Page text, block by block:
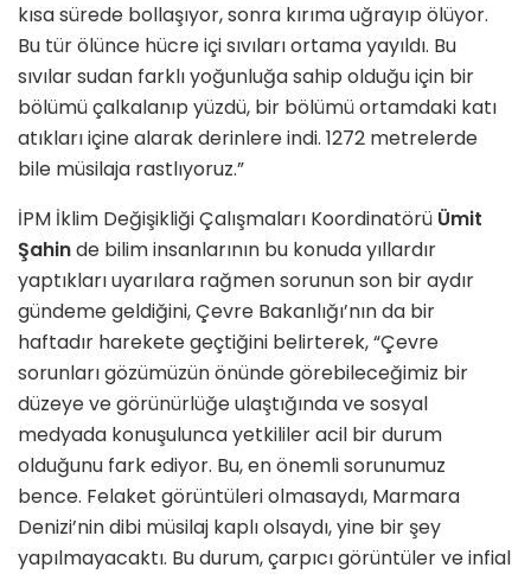
kısa sürede bollaşıyor, sonra kırıma uğrayıp ölüyor.
Bu tür ölünce hücre içi sıvıları ortama yayıldı. Bu
sıvılar sudan farklı yoğunluğa sahip olduğu için bir
bölümü çalkalanıp yüzdü, bir bölümü ortamdaki katı
atıkları içine alarak derinlere indi. 1272 metrelerde
bile müsilaja rastlıyoruz.”
İPM İklim Değişikliği Çalışmaları Koordinatörü Ümit
Şahinde bilim insanlarının bu konuda yıllardır
yaptıkları uyarılara rağmen sorunun son bir aydır
gündeme geldiğini, Çevre Bakanlığı’nın da bir
haftadır harekete geçtiğini belirterek, “Çevre
sorunları gözümüzün önünde görebileceğimiz bir
düzeye ve görünürlüğe ulaştığında ve sosyal
medyada konuşulunca yetkililer acil bir durum
olduğunu fark ediyor. Bu, en önemli sorunumuz
bence. Felaket görüntüleri olmasaydı, Marmara
Denizi’nin dibi müsilaj kaplı olsaydı, yine bir şey
yapılmayacaktı. Bu durum, çarpıcı görüntüler ve infial